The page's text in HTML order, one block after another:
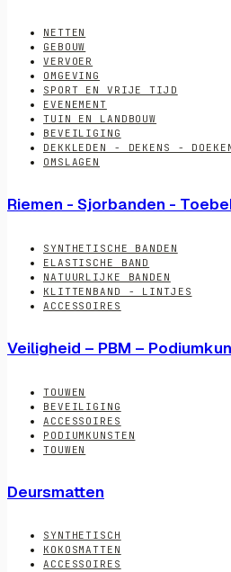
NETTEN
GEBOUW
VERVOER
OMGEVING
SPORT EN VRIJE TIJD
EVENEMENT
TUIN EN LANDBOUW
BEVEILIGING
DEKKLEDEN - DEKENS -
OMSLAGEN
Riemen - Sjorbanden -
SYNTHETISCHE BANDEN
ELASTISCHE BAND
NATUURLIJKE BANDEN
KLITTENBAND - LINTJES
ACCESSOIRES
Veiligheid – PBM –
TOUWEN
BEVEILIGING
ACCESSOIRES
PODIUMKUNSTEN
TOUWEN
Deursmatten
SYNTHETISCH
KOKOSMATTEN
ACCESSOIRES